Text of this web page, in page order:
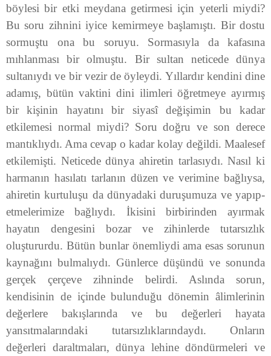
böylesi bir etki meydana getirmesi için yeterli miydi?
Bu soru zihnini iyice kemirmeye başlamıştı. Bir dostu
sormuştu ona bu soruyu. Sormasıyla da kafasına
mıhlanması bir olmuştu. Bir sultan neticede dünya
sultanıydı ve bir vezir de öyleydi. Yıllardır kendini dine
adamış, bütün vaktini dini ilimleri öğretmeye ayırmış
bir kişinin hayatını bir siyasî değişimin bu kadar
etkilemesi normal miydi? Soru doğru ve son derece
mantıklıydı. Ama cevap o kadar kolay değildi. Maalesef
etkilemişti. Neticede dünya ahiretin tarlasıydı. Nasıl ki
harmanın hasılatı tarlanın düzen ve verimine bağlıysa,
ahiretin kurtuluşu da dünyadaki duruşumuza ve yapıp-
etmelerimize bağlıydı. İkisini birbirinden ayırmak
hayatın dengesini bozar ve zihinlerde tutarsızlık
oluştururdu. Bütün bunlar önemliydi ama esas sorunun
kaynağını bulmalıydı. Günlerce düşündü ve sonunda
gerçek çerçeve zihninde belirdi. Aslında sorun,
kendisinin de içinde bulunduğu dönemin âlimlerinin
değerlere bakışlarında ve bu değerleri hayata
yansıtmalarındaki tutarsızlıklarındaydı. Onların
değerleri daraltmaları, dünya lehine döndürmeleri ve